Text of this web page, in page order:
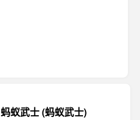
蚂蚁武士 (蚂蚁武士)